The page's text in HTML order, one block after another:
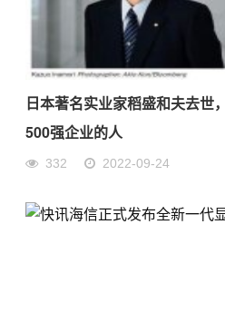
日本著名实业家稻盛和夫去世
500强企业的人
332 2022-09-24